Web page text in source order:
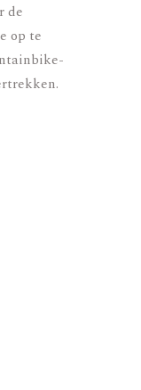
de
op te